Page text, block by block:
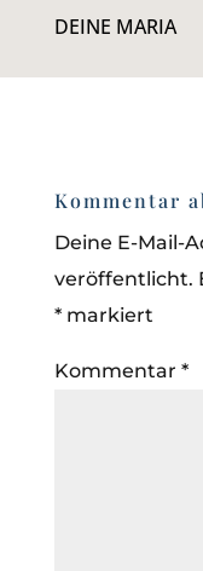
DEINE MARIA
Kommentar
Deine E-Mail-
veröffentlicht.
*markiert
Kommentar *